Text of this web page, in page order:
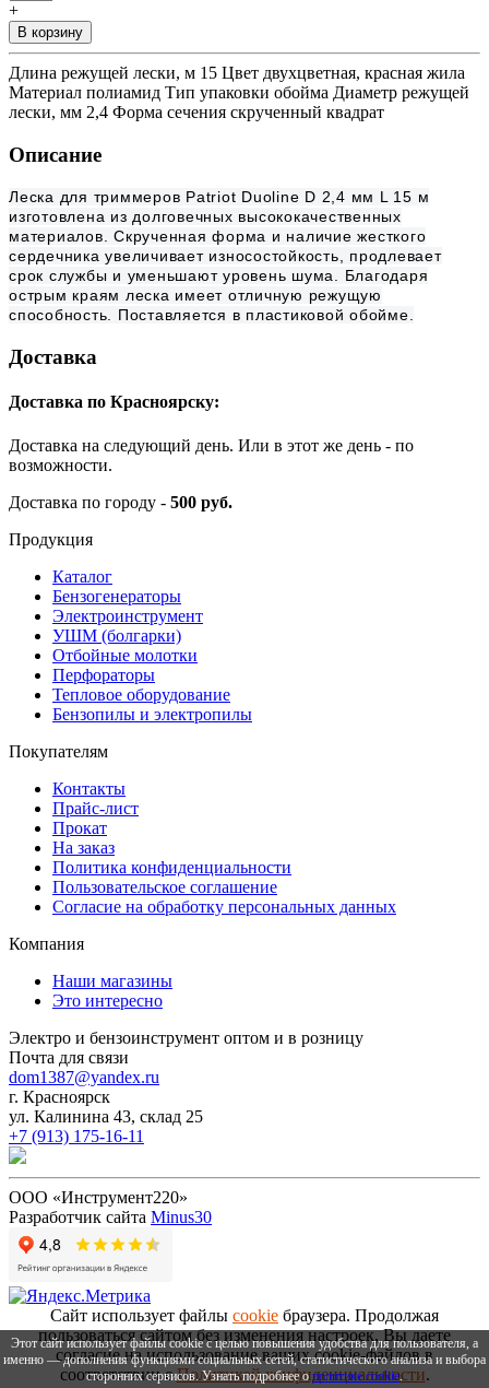
+
В корзину
Длина режущей лески, м 15 Цвет двухцветная, красная жила
Материал полиамид Тип упаковки обойма Диаметр режущей
лески, мм 2,4 Форма сечения скрученный квадрат
Описание
Леска для триммеров Patriot Duoline D 2,4 мм L 15 м
изготовлена из долговечных высококачественных
материалов. Скрученная форма и наличие жесткого
сердечника увеличивает износостойкость, продлевает
срок службы и уменьшают уровень шума. Благодаря
острым краям леска имеет отличную режущую
способность. Поставляется в пластиковой обойме.
Доставка
Доставка по Красноярску:
Доставка на следующий день. Или в этот же день - по
возможности.
Доставка по городу - 500 руб.
Этот сайт использует файлы cookie с целью повышения удобства для пользователя, а
именно — дополнения функциями социальных сетей, статистического анализа и выбора
сторонних сервисов. Узнать подробнее ополитике cookie.
Продукция
Каталог
Бензогенераторы
Электроинструмент
УШМ (болгарки)
Отбойные молотки
Перфораторы
Тепловое оборудование
Бензопилы и электропилы
Покупателям
Контакты
Прайс-лист
Прокат
На заказ
Политика конфиденциальности
Пользовательское соглашение
Согласие на обработку персональных данных
Компания
Наши магазины
Это интересно
Электро и бензоинструмент оптом и в розницу
Почта для связи
dom1387@yandex.ru
г. Красноярск
ул. Калинина 43, склад 25
+7 (913) 175-16-11
ООО «Инструмент220»
Разработчик сайта Minus30
Сайт использует файлы cookie браузера. Продолжая
пользоваться сайтом без изменения настроек, Вы даете
согласие на использование ваших cookie-файлов в
соответствии сПолитикой конфиденциальности.